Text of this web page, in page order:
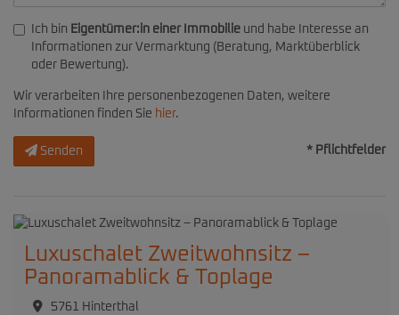
Ich bin Eigentümer:in einer Immobilie und habe Interesse an
Informationen zur Vermarktung (Beratung, Marktüberblick
oder Bewertung).
Wir verarbeiten Ihre personenbezogenen Daten, weitere
Informationen finden Sie hier.
Senden * Pflichtfelder
Luxuschalet Zweitwohnsitz –
Panoramablick & Toplage
5761 Hinterthal